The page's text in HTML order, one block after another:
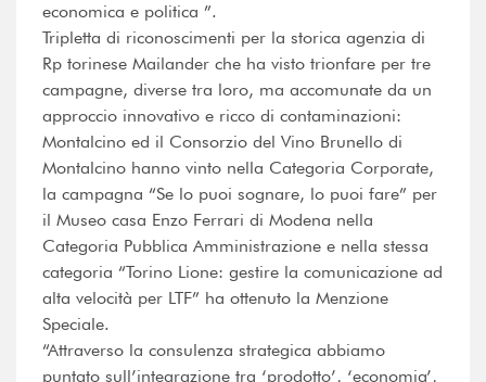
economica e politica ”.
Tripletta di riconoscimenti per la storica agenzia di
Rp torinese Mailander che ha visto trionfare per tre
campagne, diverse tra loro, ma accomunate da un
approccio innovativo e ricco di contaminazioni:
Montalcino ed il Consorzio del Vino Brunello di
Montalcino hanno vinto nella Categoria Corporate,
la campagna “Se lo puoi sognare, lo puoi fare” per
il Museo casa Enzo Ferrari di Modena nella
Categoria Pubblica Amministrazione e nella stessa
categoria “Torino Lione: gestire la comunicazione ad
alta velocità per LTF” ha ottenuto la Menzione
Speciale.
“Attraverso la consulenza strategica abbiamo
puntato sull’integrazione tra ‘prodotto’, ‘economia’,